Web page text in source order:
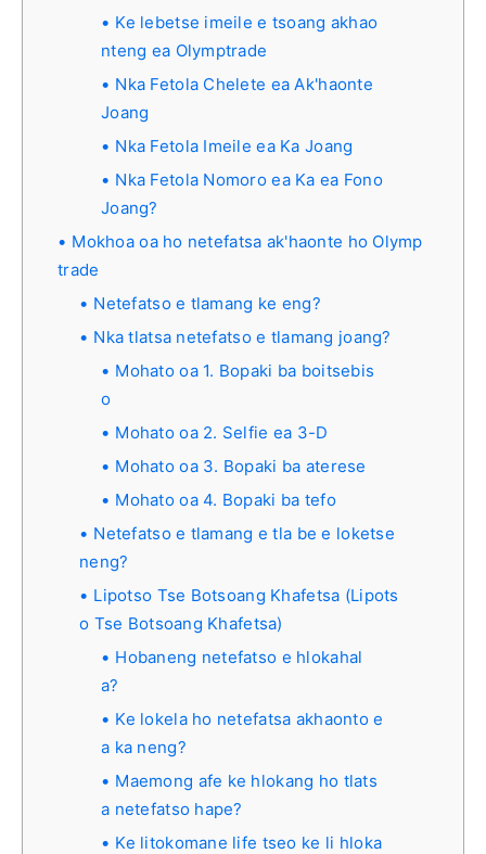
Ke lebetse imeile e tsoang akhao
nteng ea Olymptrade
Nka Fetola Chelete ea Ak'haonte
Joang
Nka Fetola Imeile ea Ka Joang
Nka Fetola Nomoro ea Ka ea Fono
Joang?
Mokhoa oa ho netefatsa ak'haonte ho Olymp
trade
Netefatso e tlamang ke eng?
Nka tlatsa netefatso e tlamang joang?
Mohato oa 1. Bopaki ba boitsebis
o
Mohato oa 2. Selfie ea 3-D
Mohato oa 3. Bopaki ba aterese
Mohato oa 4. Bopaki ba tefo
Netefatso e tlamang e tla be e loketse
neng?
Lipotso Tse Botsoang Khafetsa (Lipots
o Tse Botsoang Khafetsa)
Hobaneng netefatso e hlokahal
a?
Ke lokela ho netefatsa akhaonto e
a ka neng?
Maemong afe ke hlokang ho tlats
a netefatso hape?
Ke litokomane life tseo ke li hloka